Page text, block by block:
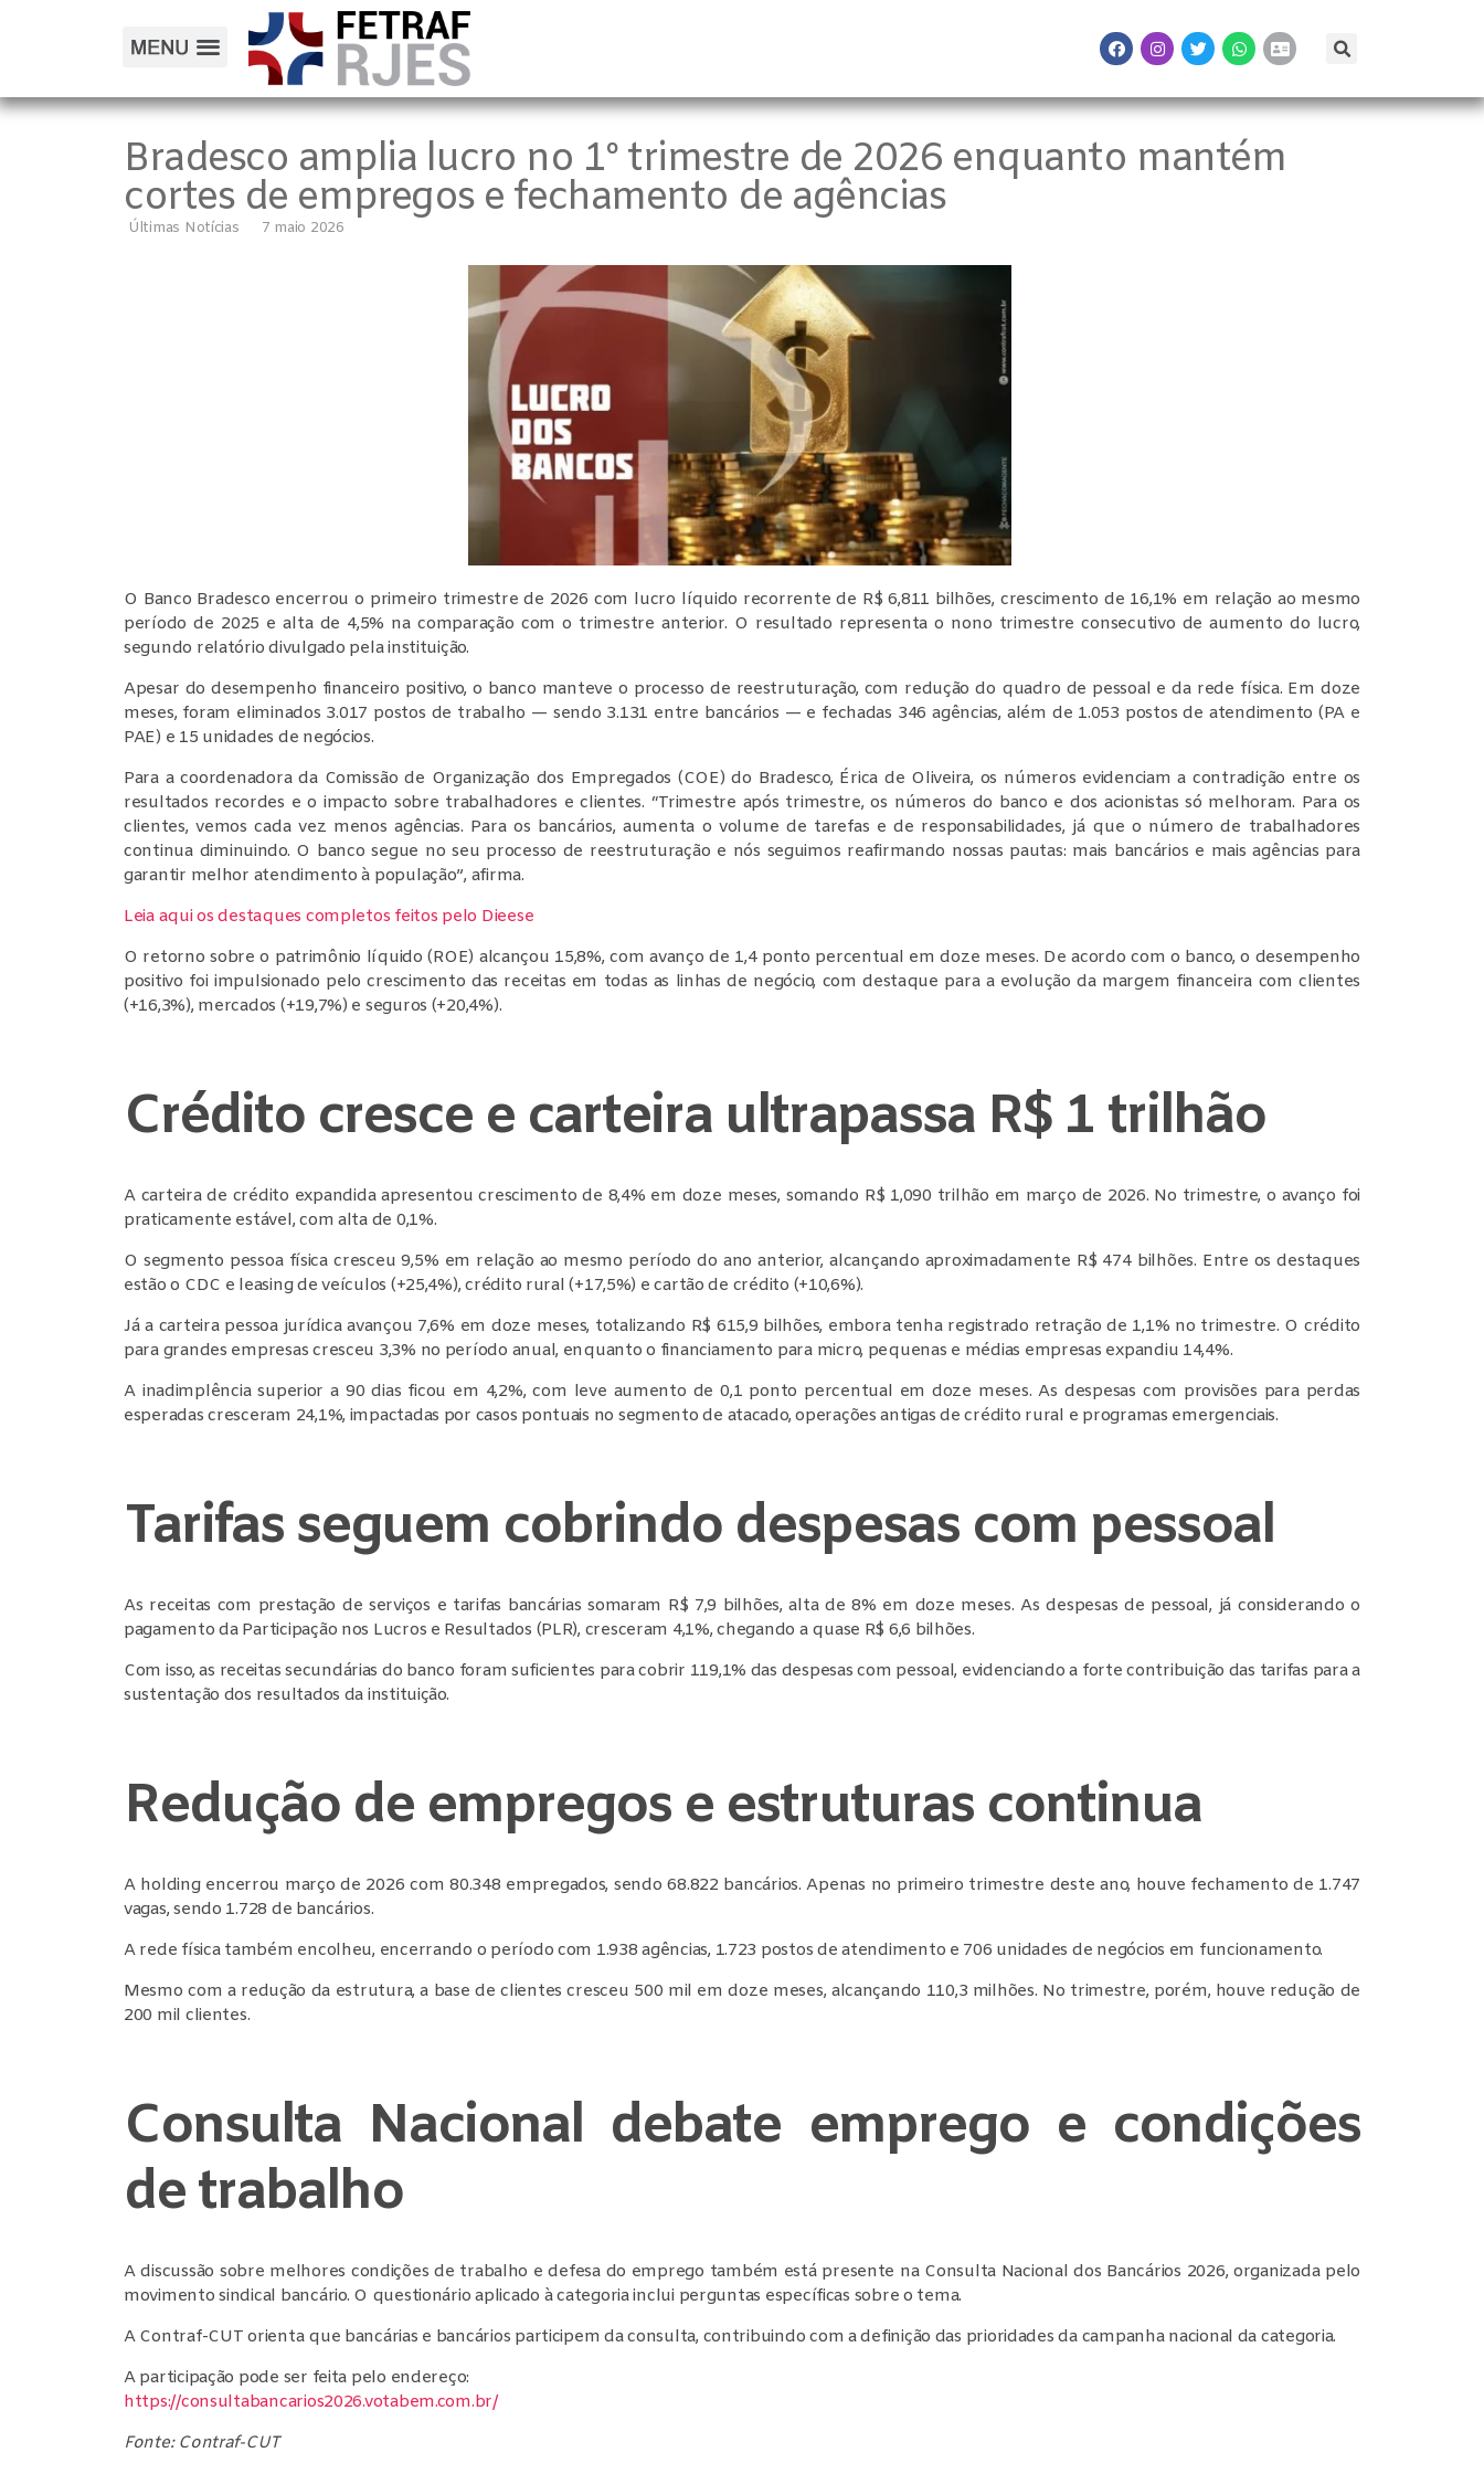
Bradesco amplia lucro no 1º trimestre de 2026 enquanto mantém
cortes de empregos e fechamento de agências
Últimas Notícias 7 maio 2026
O Banco Bradesco encerrou o primeiro trimestre de 2026 com lucro líquido recorrente de R$ 6,811 bilhões, crescimento de 16,1% em relação ao mesmo
período de 2025 e alta de 4,5% na comparação com o trimestre anterior. O resultado representa o nono trimestre consecutivo de aumento do lucro,
segundo relatório divulgado pela instituição.
Apesar do desempenho financeiro positivo, o banco manteve o processo de reestruturação, com redução do quadro de pessoal e da rede física. Em doze
meses, foram eliminados 3.017 postos de trabalho — sendo 3.131 entre bancários — e fechadas 346 agências, além de 1.053 postos de atendimento (PA e
PAE) e 15 unidades de negócios.
Para a coordenadora da Comissão de Organização dos Empregados (COE) do Bradesco, Érica de Oliveira, os números evidenciam a contradição entre os
resultados recordes e o impacto sobre trabalhadores e clientes. “Trimestre após trimestre, os números do banco e dos acionistas só melhoram. Para os
clientes, vemos cada vez menos agências. Para os bancários, aumenta o volume de tarefas e de responsabilidades, já que o número de trabalhadores
continua diminuindo. O banco segue no seu processo de reestruturação e nós seguimos reafirmando nossas pautas: mais bancários e mais agências para
garantir melhor atendimento à população”, afirma.
Leia aqui os destaques completos feitos pelo Dieese
O retorno sobre o patrimônio líquido (ROE) alcançou 15,8%, com avanço de 1,4 ponto percentual em doze meses. De acordo com o banco, o desempenho
positivo foi impulsionado pelo crescimento das receitas em todas as linhas de negócio, com destaque para a evolução da margem financeira com clientes
(+16,3%), mercados (+19,7%) e seguros (+20,4%).
Crédito cresce e carteira ultrapassa R$ 1 trilhão
A carteira de crédito expandida apresentou crescimento de 8,4% em doze meses, somando R$ 1,090 trilhão em março de 2026. No trimestre, o avanço foi
praticamente estável, com alta de 0,1%.
O segmento pessoa física cresceu 9,5% em relação ao mesmo período do ano anterior, alcançando aproximadamente R$ 474 bilhões. Entre os destaques
estão o CDC e leasing de veículos (+25,4%), crédito rural (+17,5%) e cartão de crédito (+10,6%).
Já a carteira pessoa jurídica avançou 7,6% em doze meses, totalizando R$ 615,9 bilhões, embora tenha registrado retração de 1,1% no trimestre. O crédito
para grandes empresas cresceu 3,3% no período anual, enquanto o financiamento para micro, pequenas e médias empresas expandiu 14,4%.
A inadimplência superior a 90 dias ficou em 4,2%, com leve aumento de 0,1 ponto percentual em doze meses. As despesas com provisões para perdas
esperadas cresceram 24,1%, impactadas por casos pontuais no segmento de atacado, operações antigas de crédito rural e programas emergenciais.
Tarifas seguem cobrindo despesas com pessoal
As receitas com prestação de serviços e tarifas bancárias somaram R$ 7,9 bilhões, alta de 8% em doze meses. As despesas de pessoal, já considerando o
pagamento da Participação nos Lucros e Resultados (PLR), cresceram 4,1%, chegando a quase R$ 6,6 bilhões.
Com isso, as receitas secundárias do banco foram suficientes para cobrir 119,1% das despesas com pessoal, evidenciando a forte contribuição das tarifas para a
sustentação dos resultados da instituição.
Redução de empregos e estruturas continua
A holding encerrou março de 2026 com 80.348 empregados, sendo 68.822 bancários. Apenas no primeiro trimestre deste ano, houve fechamento de 1.747
vagas, sendo 1.728 de bancários.
A rede física também encolheu, encerrando o período com 1.938 agências, 1.723 postos de atendimento e 706 unidades de negócios em funcionamento.
Mesmo com a redução da estrutura, a base de clientes cresceu 500 mil em doze meses, alcançando 110,3 milhões. No trimestre, porém, houve redução de
200 mil clientes.
Consulta Nacional debate emprego e condições
de trabalho
A discussão sobre melhores condições de trabalho e defesa do emprego também está presente na Consulta Nacional dos Bancários 2026, organizada pelo
movimento sindical bancário. O questionário aplicado à categoria inclui perguntas específicas sobre o tema.
A Contraf-CUT orienta que bancárias e bancários participem da consulta, contribuindo com a definição das prioridades da campanha nacional da categoria.
A participação pode ser feita pelo endereço:
https://consultabancarios2026.votabem.com.br/
Fonte: Contraf-CUT